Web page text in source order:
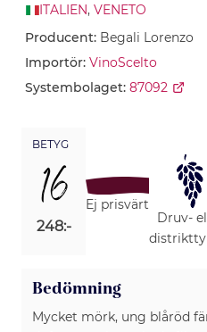
ITALIEN, VENETO
Producent: Begali Lorenzo
Importör: VinoScelto
Systembolaget: 87092
BETYG
16
248:-
Ej prisvärt
Druv-
Bedömning
Mycket mörk, ung blåröd